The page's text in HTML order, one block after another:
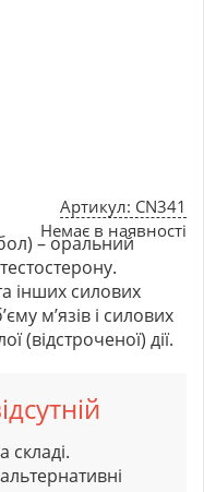
Артикул: CN341
Немає в наявності
– оральний
інших силових
м’язів і силових
(відстроченої) дії.
складі.